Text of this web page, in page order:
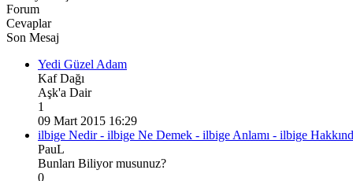
Forum
Cevaplar
Son Mesaj
Yedi Güzel Adam
Kaf Dağı
Aşk'a Dair
1
09 Mart 2015 16:29
ilbige Nedir - ilbige Ne Demek - ilbige Anlamı - ilbige
PauL
Bunları Biliyor musunuz?
0